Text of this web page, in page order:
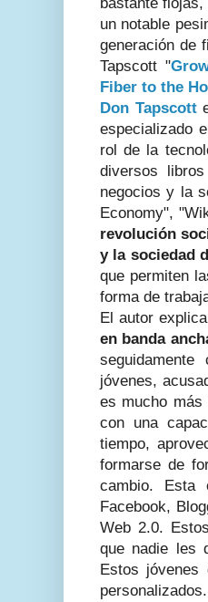
un notable
generación de
Tapscott "
Fiber to the
Don Tapscott
especializado
rol de la
diversos
negocios y la
Economy",
revolución
y la sociedad
que permiten
forma de
El autor
en banda
jóvenes,
es mucho más
con una
tiempo,
formarse de
cambio. Esta
Facebook,
Web 2.0.
que nadie les
Estos jóvenes